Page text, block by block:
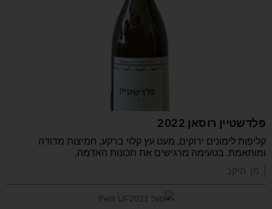
פלדשטיין רוסאן 2022
קליפות לימונים ירוקים, מעט עץ קלוי ברקע, חמיצות מדודה
ומותאמת. בטעימה מרגישים את תכונות האדמה,
| מן היקב